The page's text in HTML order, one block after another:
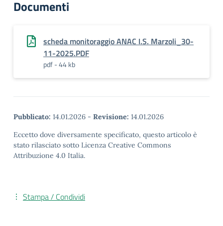
Documenti
scheda monitoraggio ANAC I.S. Marzoli_30-
11-2025.PDF
pdf - 44 kb
Pubblicato: 14.01.2026 - Revisione: 14.01.2026
Eccetto dove diversamente specificato, questo articolo è
stato rilasciato sotto Licenza Creative Commons
Attribuzione 4.0 Italia.
Stampa / Condividi